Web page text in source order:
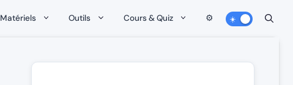
Matériels Outils Cours & Quiz ⚙️